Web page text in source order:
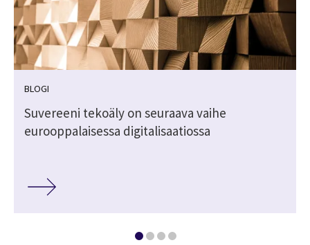
BLOGI
Suvereeni tekoäly on seuraava vaihe
eurooppalaisessa digitalisaatiossa